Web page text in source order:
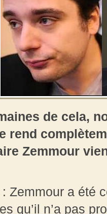
de cela,
rend
Zemmour
Zemmour a été
qu’il n’a pas